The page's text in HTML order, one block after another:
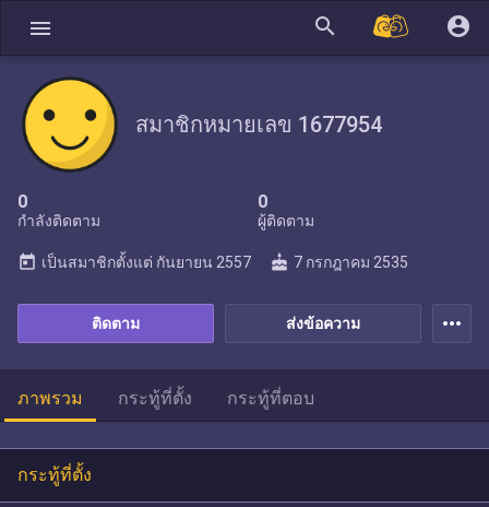
menu search account_circle
สมาชิกหมายเลข 1677954
0
กำลังติดตาม
0
ผู้ติดตาม
ส่งข้อความ
ติดตาม
today เป็นสมาชิกตั้งแต่ กันยายน 2557 cake 7 กรกฎาคม 2535
more_horiz
ภาพรวม กระทู้ที่ตั้ง กระทู้ที่ตอบ
กระทู้ที่ตั้ง